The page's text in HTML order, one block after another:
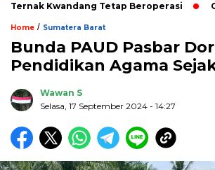
Kwandang Tetap Beroperasi
Home / Sumatera Barat
Bunda PAUD Pasbar
Pendidikan Agama
Wawan S
Selasa, 17 September 2024 - 14:27